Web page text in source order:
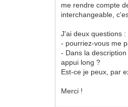
me rendre compte
interchangeable,
J'ai deux questions :
- pourriez-vous me
- Dans la
appui long ?
Est-ce je peux, par
Merci !